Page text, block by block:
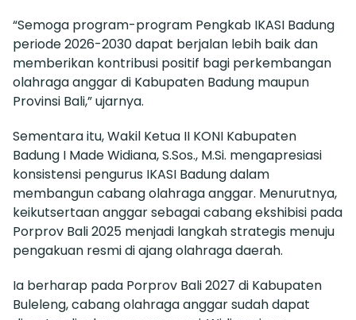
“Semoga program-program Pengkab IKASI Badung
periode 2026-2030 dapat berjalan lebih baik dan
memberikan kontribusi positif bagi perkembangan
olahraga anggar di Kabupaten Badung maupun
Provinsi Bali,” ujarnya.
Sementara itu, Wakil Ketua II KONI Kabupaten
Badung I Made Widiana, S.Sos., M.Si. mengapresiasi
konsistensi pengurus IKASI Badung dalam
membangun cabang olahraga anggar. Menurutnya,
keikutsertaan anggar sebagai cabang ekshibisi pada
Porprov Bali 2025 menjadi langkah strategis menuju
pengakuan resmi di ajang olahraga daerah.
Ia berharap pada Porprov Bali 2027 di Kabupaten
Buleleng, cabang olahraga anggar sudah dapat